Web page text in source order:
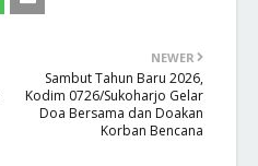
NEWER
Sambut Tahun Baru 2026,
Kodim 0726/Sukoharjo Gelar
Doa Bersama dan Doakan
Korban Bencana